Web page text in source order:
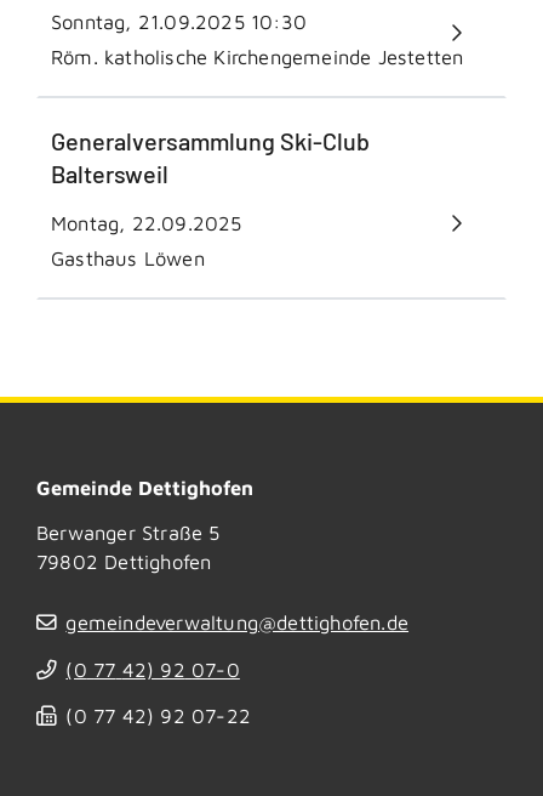
Sonntag, 21.09.2025 10:30
Röm. katholische Kirchengemeinde Jestetten
Generalversammlung Ski-Club
Baltersweil
Montag, 22.09.2025
Gasthaus Löwen
Gemeinde Dettighofen
Berwanger Straße 5
79802 Dettighofen
gemeindeverwaltung@dettighofen.de
(0 77 42) 92 07-0
(0 77 42) 92 07-22